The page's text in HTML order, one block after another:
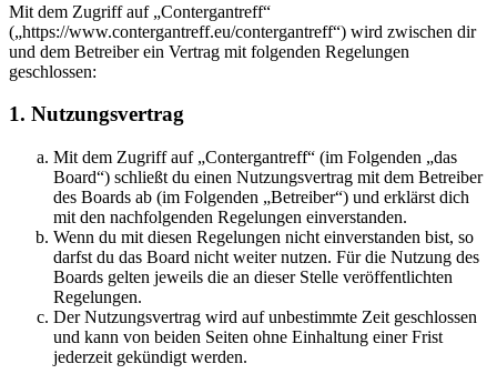
Mit dem Zugriff auf „Contergantreff“
(„https://www.contergantreff.eu/contergantreff“) wird zwischen dir
und dem Betreiber ein Vertrag mit folgenden Regelungen
geschlossen:
1. Nutzungsvertrag
Mit dem Zugriff auf „Contergantreff“ (im Folgenden „das
Board“) schließt du einen Nutzungsvertrag mit dem Betreiber
des Boards ab (im Folgenden „Betreiber“) und erklärst dich
mit den nachfolgenden Regelungen einverstanden.
Wenn du mit diesen Regelungen nicht einverstanden bist, so
darfst du das Board nicht weiter nutzen. Für die Nutzung des
Boards gelten jeweils die an dieser Stelle veröffentlichten
Regelungen.
Der Nutzungsvertrag wird auf unbestimmte Zeit geschlossen
und kann von beiden Seiten ohne Einhaltung einer Frist
jederzeit gekündigt werden.